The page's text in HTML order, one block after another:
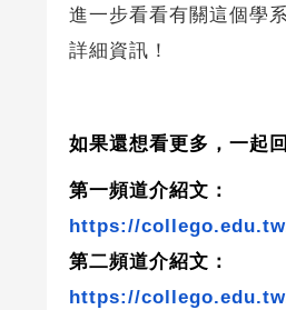
進一步看看有關這個學
詳細資訊！
如果還想看更多，一起
第一頻道介紹文：
https://
第二頻道介紹文：
https://